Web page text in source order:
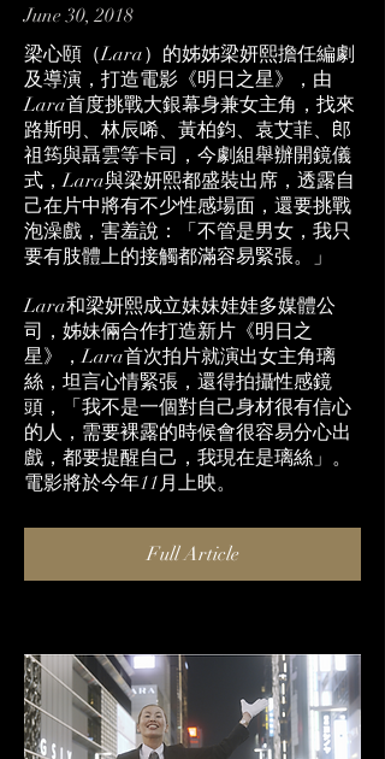
June 30, 2018
梁心頤（Lara）的姊姊梁妍熙擔任編劇
及導演，打造電影《明日之星》，由
Lara首度挑戰大銀幕身兼女主角，找來
路斯明、林辰唏、黃柏鈞、袁艾菲、郎
祖筠與聶雲等卡司，今劇組舉辦開鏡儀
式，Lara與梁妍熙都盛裝出席，透露自
己在片中將有不少性感場面，還要挑戰
泡澡戲，害羞說：「不管是男女，我只
要有肢體上的接觸都滿容易緊張。」
Lara和梁妍熙成立妹妹娃娃多媒體公
司，姊妹倆合作打造新片《明日之
星》，Lara首次拍片就演出女主角璃
絲，坦言心情緊張，還得拍攝性感鏡
頭，「我不是一個對自己身材很有信心
的人，需要裸露的時候會很容易分心出
戲，都要提醒自己，我現在是璃絲」。
電影將於今年11月上映。
Full Article